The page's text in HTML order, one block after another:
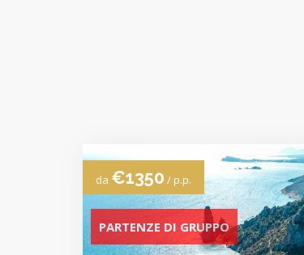
da €1350 / p.p.
PARTENZE DI GRUPPO